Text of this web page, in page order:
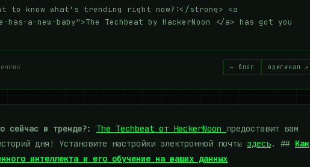
to know what's trending right now?:</strong> <a
a-new-baby">The Techbeat by HackerNoon </a> has got you
← блог оригинал ↗
сейчас в тренде?: The Techbeat от HackerNoon предоставит вам
дня! Установите настройки электронной почты здесь. ## Как
интеллекта и его обучение на ваших данных